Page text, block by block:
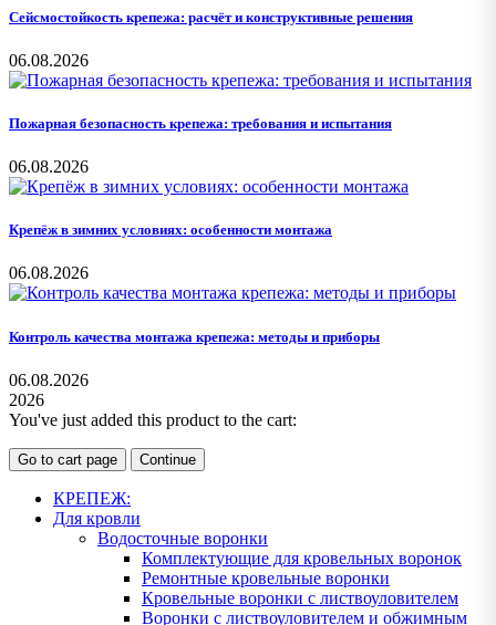
Сейсмостойкость крепежа: расчёт и конструктивные решения
06.08.2026
Пожарная безопасность крепежа: требования и испытания
06.08.2026
Крепёж в зимних условиях: особенности монтажа
06.08.2026
Контроль качества монтажа крепежа: методы и приборы
06.08.2026
2026
You've just added this product to the cart:
Go to cart page Continue
КРЕПЕЖ:
Для кровли
Водосточные воронки
Комплектующие для кровельных воронок
Ремонтные кровельные воронки
Кровельные воронки с листвоуловителем
Воронки с листвоуловителем и обжимным